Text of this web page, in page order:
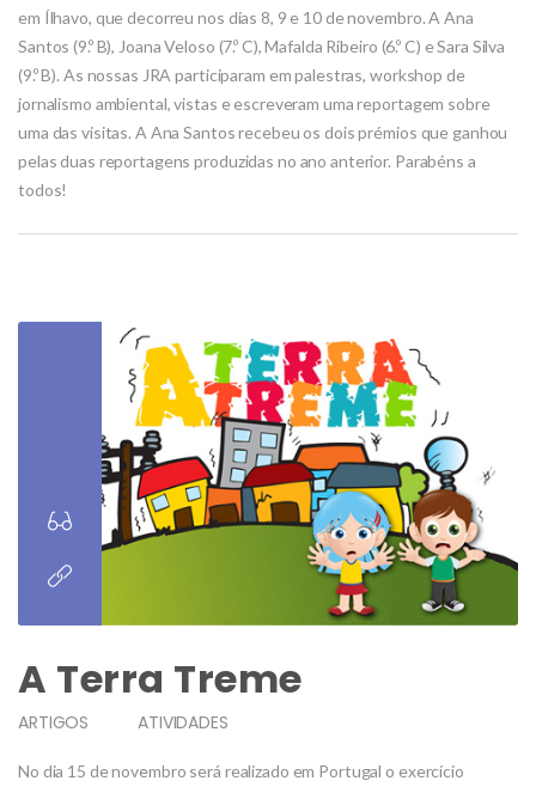
em Ílhavo, que decorreu nos dias 8, 9 e 10 de novembro. A Ana
Santos (9.º B), Joana Veloso (7.º C), Mafalda Ribeiro (6.º C) e Sara Silva
(9.º B). As nossas JRA participaram em palestras, workshop de
jornalismo ambiental, vistas e escreveram uma reportagem sobre
uma das visitas. A Ana Santos recebeu os dois prémios que ganhou
pelas duas reportagens produzidas no ano anterior. Parabéns a
todos!
A Terra Treme
ARTIGOS ATIVIDADES
No dia 15 de novembro será realizado em Portugal o exercício